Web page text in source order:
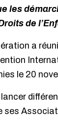
les
de
a
le 20
ses